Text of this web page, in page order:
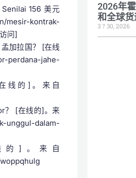
156 美元
mesir-kontrak-
问]
加拉国？ [在线
perdana-jahe-
线的]。来自
？ [在线的]。来
unggul-dalam-
的]。来自
2026年
和全球
3 ? 30, 2026